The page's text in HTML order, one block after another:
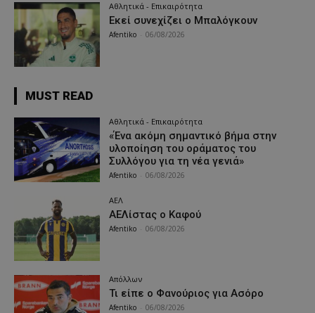
Αθλητικά - Επικαιρότητα
Εκεί συνεχίζει ο Μπαλόγκουν
Afentiko 06/08/2026
MUST READ
Αθλητικά - Επικαιρότητα
«Ένα ακόμη σημαντικό βήμα στην
υλοποίηση του οράματος του
Συλλόγου για τη νέα γενιά»
Afentiko 06/08/2026
ΑΕΛ
ΑΕΛίστας ο Καφού
Afentiko 06/08/2026
Απόλλων
Τι είπε ο Φανούριος για Ασόρο
Afentiko 06/08/2026